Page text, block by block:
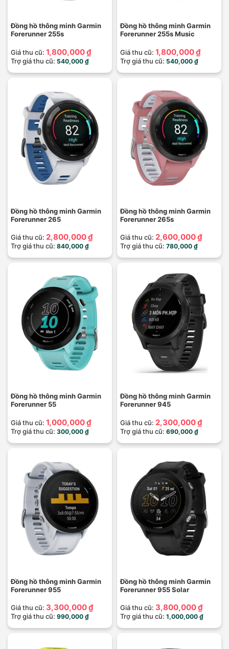
Đồng hồ thông minh Garmin
Forerunner 255s
Giá thu cũ: 1,800,000 ₫
Trợ giá thu cũ: 540,000 ₫
Đồng hồ thông minh Garmin
Forerunner 255s Music
Giá thu cũ: 1,800,000 ₫
Trợ giá thu cũ: 540,000 ₫
Đồng hồ thông minh Garmin
Forerunner 265
Giá thu cũ: 2,800,000 ₫
Trợ giá thu cũ: 840,000 ₫
Đồng hồ thông minh Garmin
Forerunner 265s
Giá thu cũ: 2,600,000 ₫
Trợ giá thu cũ: 780,000 ₫
Đồng hồ thông minh Garmin
Forerunner 55
Giá thu cũ: 1,000,000 ₫
Trợ giá thu cũ: 300,000 ₫
Đồng hồ thông minh Garmin
Forerunner 945
Giá thu cũ: 2,300,000 ₫
Trợ giá thu cũ: 690,000 ₫
Đồng hồ thông minh Garmin
Forerunner 955
Giá thu cũ: 3,300,000 ₫
Trợ giá thu cũ: 990,000 ₫
Đồng hồ thông minh Garmin
Forerunner 955 Solar
Giá thu cũ: 3,800,000 ₫
Trợ giá thu cũ: 1,000,000 ₫